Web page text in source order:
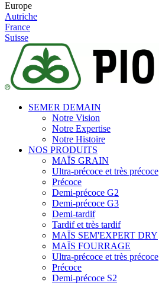
Europe
Autriche
France
Suisse
SEMER DEMAIN
Notre Vision
Notre Expertise
Notre Histoire
NOS PRODUITS
MAÏS GRAIN
Ultra-précoce et très précoce
Précoce
Demi-précoce G2
Demi-précoce G3
Demi-tardif
Tardif et très tardif
MAÏS SEM'EXPERT DRY
MAÏS FOURRAGE
Ultra-précoce et très précoce
Précoce
Demi-précoce S2